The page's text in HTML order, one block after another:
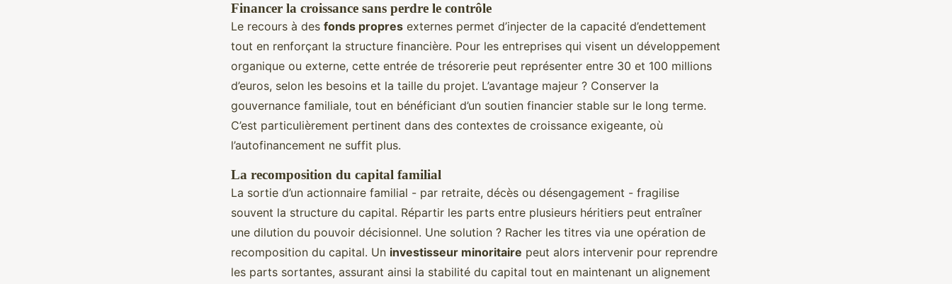
Financer la croissance sans perdre le contrôle
Le recours à des fonds propres externes permet d’injecter de la capacité d’endettement
tout en renforçant la structure financière. Pour les entreprises qui visent un développement
organique ou externe, cette entrée de trésorerie peut représenter entre 30 et 100 millions
d’euros, selon les besoins et la taille du projet. L’avantage majeur ? Conserver la
gouvernance familiale, tout en bénéficiant d’un soutien financier stable sur le long terme.
C’est particulièrement pertinent dans des contextes de croissance exigeante, où
l’autofinancement ne suffit plus.
La recomposition du capital familial
La sortie d’un actionnaire familial - par retraite, décès ou désengagement - fragilise
souvent la structure du capital. Répartir les parts entre plusieurs héritiers peut entraîner
une dilution du pouvoir décisionnel. Une solution ? Racher les titres via une opération de
recomposition du capital. Un investisseur minoritaire peut alors intervenir pour reprendre
les parts sortantes, assurant ainsi la stabilité du capital tout en maintenant un alignement